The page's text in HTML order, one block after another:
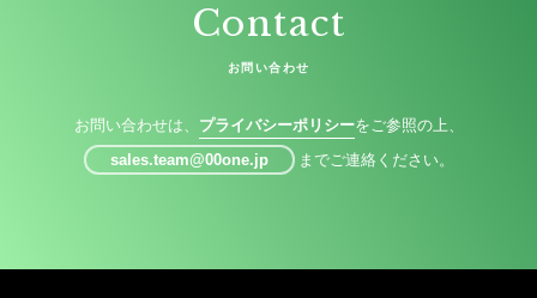
Contact
お問い合わせ
お問い合わせは、 プライバシーポリシーをご参照の上、
sales.team@00one.jp
までご連絡ください。